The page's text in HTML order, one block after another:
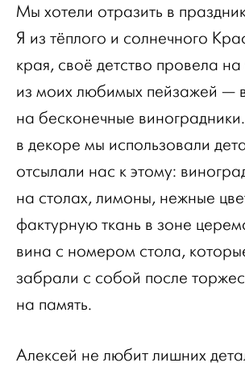
Мы хотели отразить в
Я из тёплого и солнечного
края, своё детство провела
из моих любимых пейзажей —
на бесконечные
в декоре мы использовали
отсылали нас к этому:
на столах, лимоны, нежные
фактурную ткань в зоне
вина с номером стола,
забрали с собой после
на память.
Алексей не любит лишних